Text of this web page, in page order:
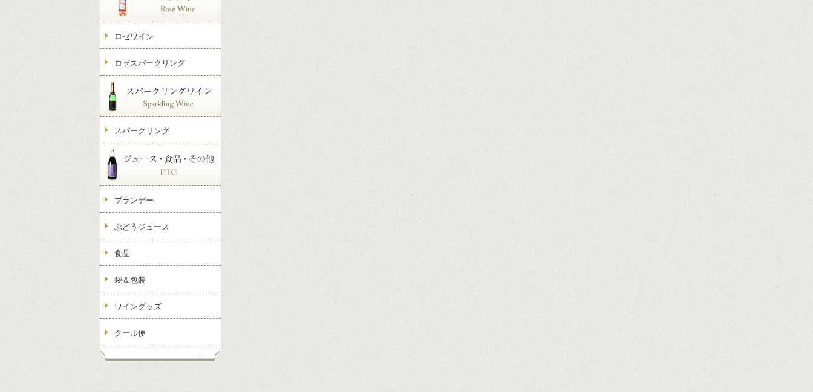
ロゼワイン
ロゼスパークリング
スパークリング
ブランデー
ぶどうジュース
食品
袋＆包装
ワイングッズ
クール便